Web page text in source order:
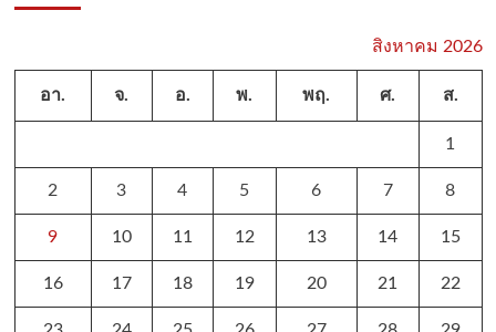
สิงหาคม 2026
อา. จ. อ. พ. พฤ. ศ. ส.
1
2 3 4 5 6 7 8
9 10 11 12 13 14 15
16 17 18 19 20 21 22